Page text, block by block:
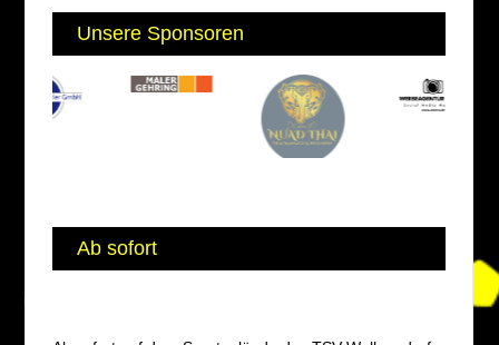
Unsere Sponsoren
Ab sofort